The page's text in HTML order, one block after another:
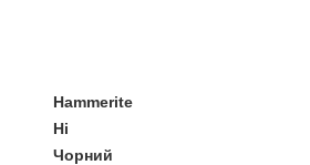
Нammerite
Ні
Чорний